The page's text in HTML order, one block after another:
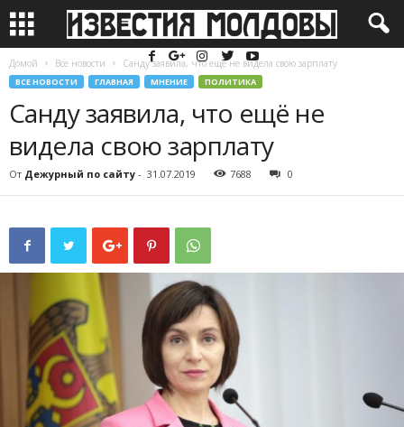
Домой Все новости Санду заявила, что ещё не видела свою зарплату
ВСЕ НОВОСТИ ГЛАВНАЯ МНЕНИЕ ПОЛИТИКА
Санду заявила, что ещё не
видела свою зарплату
От Дежурный по сайту - 31.07.2019 7688 0